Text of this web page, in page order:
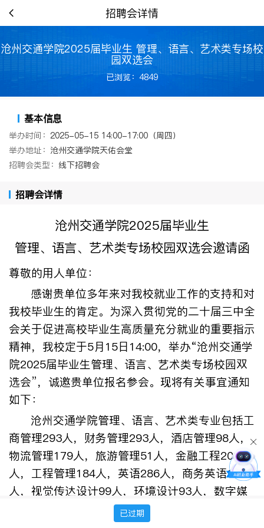
招聘会详情
沧州交通学院2025届毕业生 管理、语言、艺术类专场校
园双选会
已浏览：4849
基本信息
举办时间： 2025-05-15 14:00-17:00（周四）
举办地址： 沧州交通学院天佑会堂
招聘会类型： 线下招聘会
招聘会详情
沧州交通学院2025届毕业生
管理、语言、艺术类专场校园双选会邀请函
尊敬的用人单位：
感谢贵单位多年来对我校就业工作的支持和对
我校毕业生的肯定。为深入贯彻党的二十届三中全
会关于促进高校毕业生高质量充分就业的重要指示
精神，我校定于5月15日14:00，举办“沧州交通学
院2025届毕业生管理、语言、艺术类专场校园双
选会”，诚邀贵单位报名参会。现将有关事宜通知
如下：
沧州交通学院管理、语言、艺术类专业包括工
商管理293人，财务管理293人，酒店管理98人，
物流管理179人，旅游管理51 人，金融工程202
人，工程管理184人，英语286人，商务英语106
人，视觉传达设计99人，环境设计93人，数字媒
人，风景园林69人，音乐学
已过期